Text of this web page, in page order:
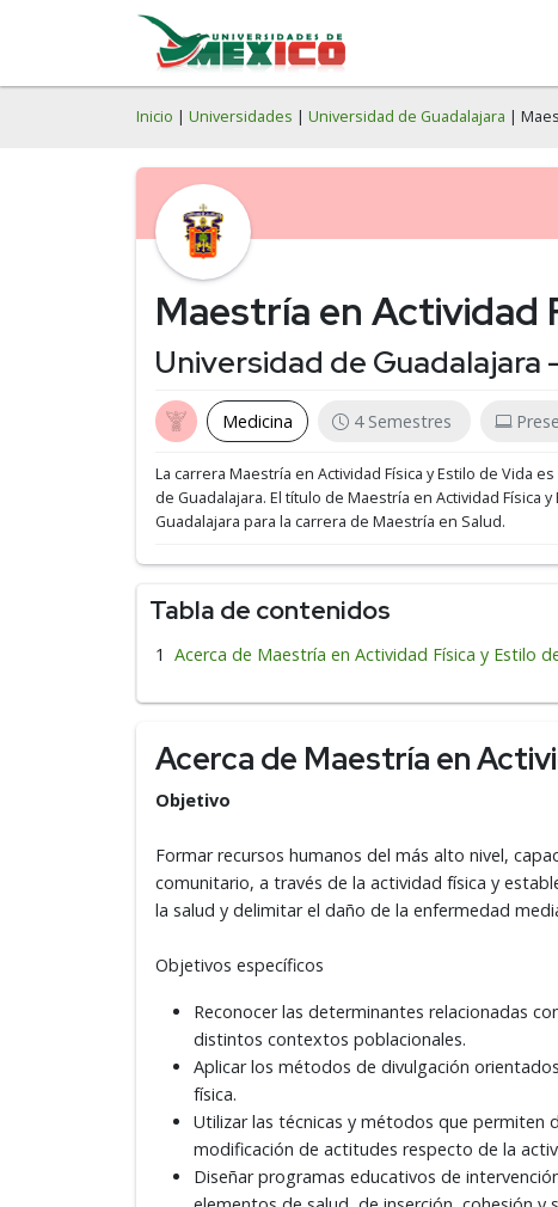
Inicio | Universidades | Universidad de Guadalajara |
Maestría en Actividad
Universidad de Guadalajara
Medicina 4 Semestres
La carrera Maestría en Actividad Física y Estilo de Vida
de Guadalajara. El título de Maestría en Actividad Física
Guadalajara para la carrera de Maestría en Salud.
Tabla de contenidos
Acerca de Maestría en Actividad Física y Estilo
Acerca de Maestría en
Objetivo
Formar recursos humanos del más alto nivel,
comunitario, a través de la actividad física y
la salud y delimitar el daño de la enfermedad
Objetivos específicos
Reconocer las determinantes relacionadas
distintos contextos poblacionales.
Aplicar los métodos de divulgación
física.
Utilizar las técnicas y métodos que permiten
modificación de actitudes respecto de la
Diseñar programas educativos de